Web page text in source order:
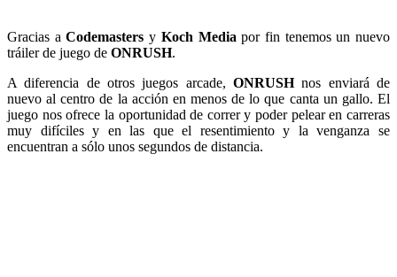
Gracias aCodemasters y Koch Media por fin tenemos un nuevo
tráiler de juego de ONRUSH.
A diferencia de otros juegos arcade, ONRUSHnos enviará de
nuevo al centro de la acción en menos de lo que canta un gallo. El
juego nos ofrece la oportunidad de correr y poder pelear en carreras
muy difíciles y en las que el resentimiento y la venganza se
encuentran a sólo unos segundos de distancia.